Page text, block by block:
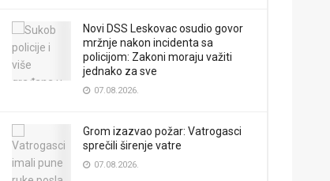
Novi DSS Leskovac osudio govor
mržnje nakon incidenta sa
policijom: Zakoni moraju važiti
jednako za sve
07.08.2026.
Grom izazvao požar: Vatrogasci
sprečili širenje vatre
07.08.2026.